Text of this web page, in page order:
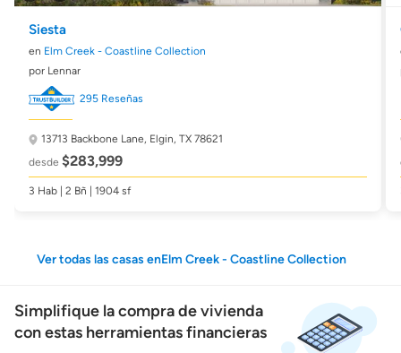
Siesta
en Elm Creek - Coastline Collection
por Lennar
295 Reseñas
13713 Backbone Lane, Elgin, TX 78621
desde $283,999
3 Hab | 2 Bñ | 1904 sf
Ver todas las casas enElm Creek - Coastline Collection
Simplifique la compra de vivienda
con estas herramientas financieras